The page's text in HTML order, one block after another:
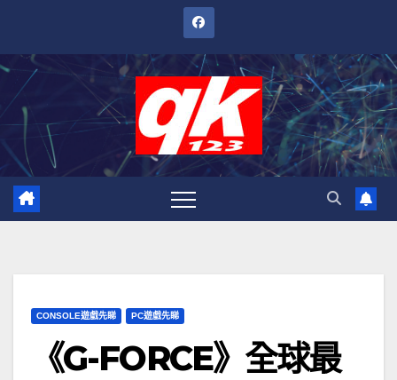
內
CONSOLE遊戲先睇 PC遊戲先睇
《G-FORCE》全球最